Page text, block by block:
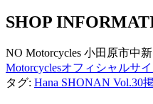
SHOP
NO Motorcycles 小田原市中
Motorcyclesオフィシャルサイ
タグ: Hana SHONAN Vol.30